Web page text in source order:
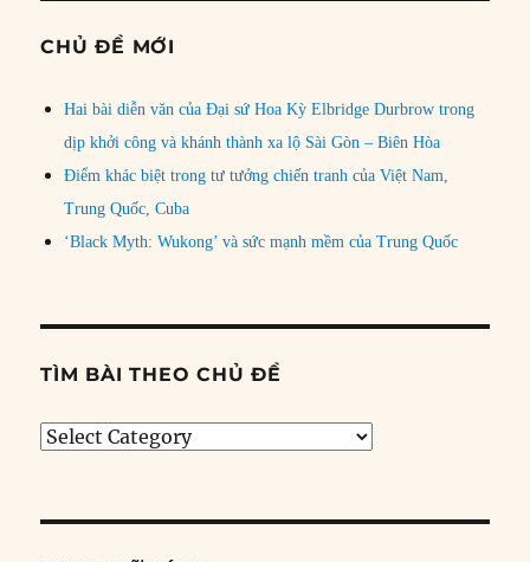
CHỦ ĐỀ MỚI
Hai bài diễn văn của Đại sứ Hoa Kỳ Elbridge Durbrow trong
dịp khởi công và khánh thành xa lộ Sài Gòn – Biên Hòa
Điểm khác biệt trong tư tưởng chiến tranh của Việt Nam,
Trung Quốc, Cuba
‘Black Myth: Wukong’ và sức mạnh mềm của Trung Quốc
TÌM BÀI THEO CHỦ ĐỀ
Tìm